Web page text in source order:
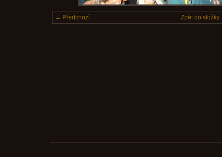
← Předchozí Zpět do složky